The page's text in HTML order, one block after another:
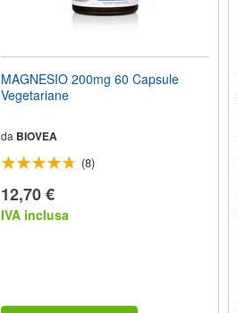
MAGNESIO 200mg 60 Capsule
Vegetariane
da BIOVEA
(8)
12,70 €
IVA inclusa